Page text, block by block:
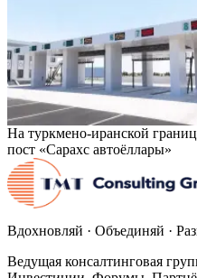
На туркмено-иранской
пост «Сарахс автоёллары»
Вдохновляй · Объединяй ·
Ведущая консалтинговая